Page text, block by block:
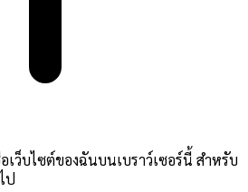
ว็บไซต์ของฉันบนเบราว์เซอร์นี้ สำหรับ
ป